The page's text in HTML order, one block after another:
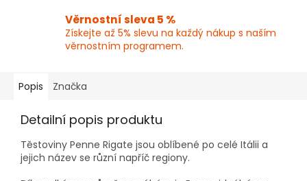
Věrnostní sleva 5 %
Získejte až 5% slevu na každý nákup s naším
věrnostním programem.
Popis Značka
Detailní popis produktu
Těstoviny Penne Rigate jsou oblíbené po celé Itálii a
jejich název se různí napříč regiony.